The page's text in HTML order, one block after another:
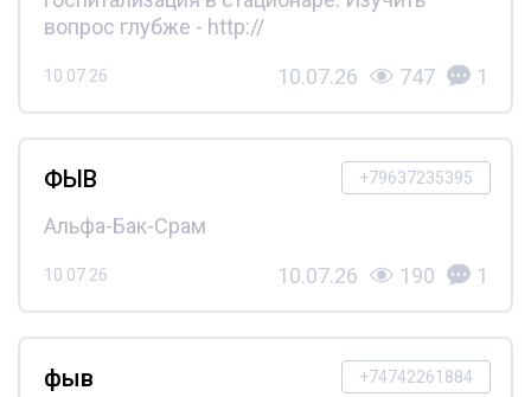
вопрос глубже - http://
10.07.26 10.07.26 747 1
+79637235395
ФЫВ
Альфа-Бак-Срам
10.07.26 10.07.26 190 1
+74742261884
фыв